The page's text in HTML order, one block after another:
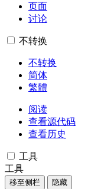
页面
讨论
不转换
不转换
简体
繁體
阅读
查看源代码
查看历史
工具
工具
移至侧栏 隐藏